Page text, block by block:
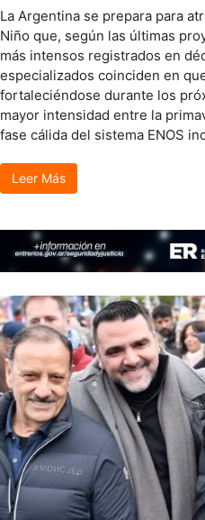
La Argentina se prepara para
Niño que, según las últimas
más intensos registrados en
especializados coinciden en
fortaleciéndose durante los
mayor intensidad entre la
fase cálida del sistema ENOS
Leer Más